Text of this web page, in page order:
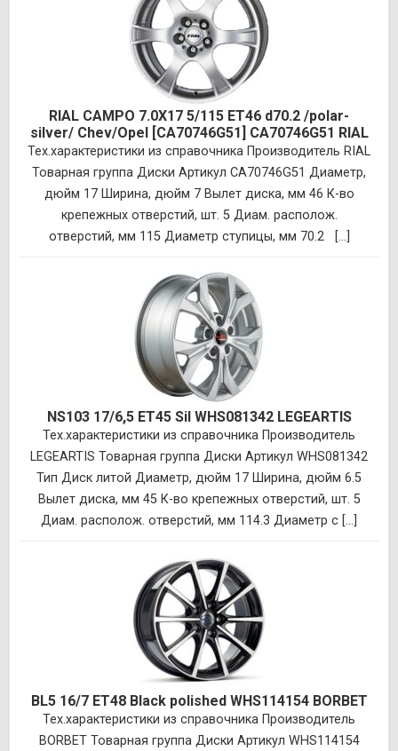
RIAL CAMPO 7.0X17 5/115 ET46 d70.2 /polar-
silver/ Chev/Opel [CA70746G51] CA70746G51 RIAL
Тех.характеристики из справочника Производитель RIAL
Товарная группа Диски Артикул CA70746G51 Диаметр,
дюйм 17 Ширина, дюйм 7 Вылет диска, мм 46 К-во
крепежных отверстий, шт. 5 Диам. располож.
отверстий, мм 115 Диаметр ступицы, мм 70.2 [...]
NS103 17/6,5 ET45 Sil WHS081342 LEGEARTIS
Тех.характеристики из справочника Производитель
LEGEARTIS Товарная группа Диски Артикул WHS081342
Тип Диск литой Диаметр, дюйм 17 Ширина, дюйм 6.5
Вылет диска, мм 45 К-во крепежных отверстий, шт. 5
Диам. располож. отверстий, мм 114.3 Диаметр с [...]
BL5 16/7 ET48 Black polished WHS114154 BORBET
Тех.характеристики из справочника Производитель
BORBET Товарная группа Диски Артикул WHS114154